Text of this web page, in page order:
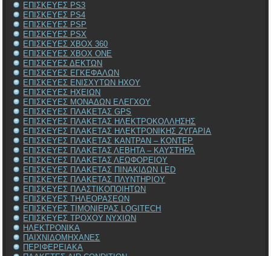
ΕΠΙΣΚΕΥΕΣ PS3
ΕΠΙΣΚΕΥΕΣ PS4
ΕΠΙΣΚΕΥΕΣ PSP
ΕΠΙΣΚΕΥΕΣ PSX
ΕΠΙΣΚΕΥΕΣ XBOX 360
ΕΠΙΣΚΕΥΕΣ XBOX ONE
ΕΠΙΣΚΕΥΕΣ ΔΕΚΤΩΝ
ΕΠΙΣΚΕΥΕΣ ΕΓΚΕΦΑΛΩΝ
ΕΠΙΣΚΕΥΕΣ ΕΝΙΣΧΥΤΩΝ ΗΧΟΥ
ΕΠΙΣΚΕΥΕΣ ΗΧΕΙΩΝ
ΕΠΙΣΚΕΥΕΣ ΜΟΝΑΔΩΝ ΕΛΕΓΧΟΥ
ΕΠΙΣΚΕΥΕΣ ΠΛΑΚΕΤΑΣ GPS
ΕΠΙΣΚΕΥΕΣ ΠΛΑΚΕΤΑΣ ΗΛΕΚΤΡΟΚΟΛΛΗΣΗΣ
ΕΠΙΣΚΕΥΕΣ ΠΛΑΚΕΤΑΣ ΗΛΕΚΤΡΟΝΙΚΗΣ ΖΥΓΑΡΙΑ
ΕΠΙΣΚΕΥΕΣ ΠΛΑΚΕΤΑΣ ΚΑΝΤΡΑΝ – ΚΟΝΤΕΡ
ΕΠΙΣΚΕΥΕΣ ΠΛΑΚΕΤΑΣ ΛΕΒΗΤΑ – ΚΑΥΣΤΗΡΑ
ΕΠΙΣΚΕΥΕΣ ΠΛΑΚΕΤΑΣ ΛΕΩΦΟΡΕΙΟΥ
ΕΠΙΣΚΕΥΕΣ ΠΛΑΚΕΤΑΣ ΠΙΝΑΚΙΔΩΝ LED
ΕΠΙΣΚΕΥΕΣ ΠΛΑΚΕΤΑΣ ΠΛΥΝΤΗΡΙΟΥ
ΕΠΙΣΚΕΥΕΣ ΠΛΑΣΤΙΚΟΠΟΙΗΤΩΝ
ΕΠΙΣΚΕΥΕΣ ΤΗΛΕΟΡΑΣΕΩΝ
ΕΠΙΣΚΕΥΕΣ ΤΙΜΟΝΙΕΡΑΣ LOGITECH
ΕΠΙΣΚΕΥΕΣ ΤΡΟΧΟΥ ΝΥΧΙΩΝ
ΗΛΕΚΤΡΟΝΙΚΑ
ΠΑΙΧΝΙΔΟΜΗΧΑΝΕΣ
ΠΕΡΙΦΕΡΕΙΑΚΑ